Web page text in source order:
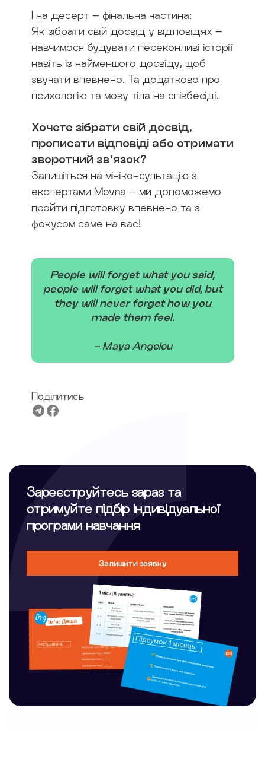
І на десерт – фінальна частина:
Як зібрати свій досвід у відповідях –
навчимося будувати переконливі історії
навіть із найменшого досвіду, щоб
звучати впевнено. Та додатково про
психологію та мову тіла на співбесіді.
Хочете зібрати свій досвід,
прописати відповіді або отримати
зворотний зв’язок?
Запишіться на мініконсультацію з
експертами Movna – ми допоможемо
пройти підготовку впевнено та з
фокусом саме на вас!
People will forget what you said,
people will forget what you did, but
they will never forget how you
made them feel.
– Maya Angelou
Поділитись
Зареєструйтесь зараз та
отримуйте підбір індивідуальної
програми навчання
Залишити заявку